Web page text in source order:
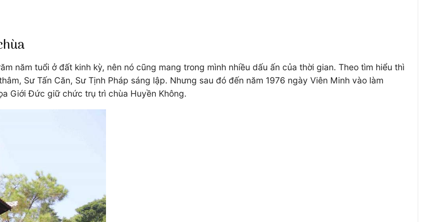
năm tuổi ở đất kinh kỳ, nên nó cũng mang trong mình nhiều dấu ấn của thời gian. Theo tìm hiểu thì
Sư Tấn Căn, Sư Tịnh Pháp sáng lập. Nhưng sau đó đến năm 1976 ngày Viên Minh vào làm
Giới Đức giữ chức trụ trì chùa Huyền Không.